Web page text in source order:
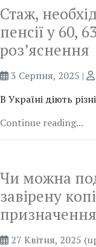
Стаж,
пенсії у 60,
роз’яснення
3 Серпня, 2025 |
В Україні діють
Continue reading...
Чи можна
завірену
27 Квітня, 2025